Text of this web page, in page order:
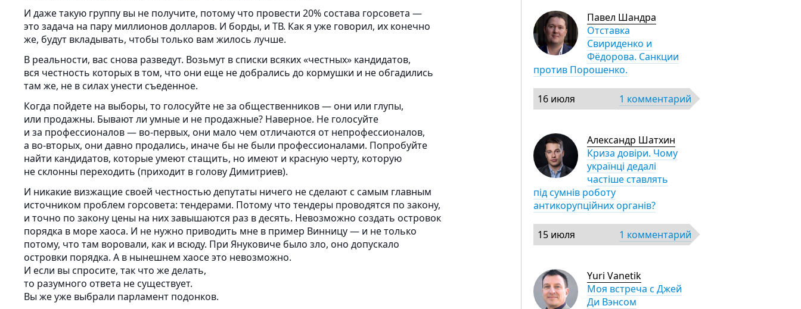
И даже такую группу вы не получите, потому что провести 20% состава горсовета —
это задача на пару миллионов долларов. И борды, и ТВ. Как я уже говорил, их конечно
же, будут вкладывать, чтобы только вам жилось лучше.
В реальности, вас снова разведут. Возьмут в списки всяких «честных» кандидатов,
вся честность которых в том, что они еще не добрались до кормушки и не обгадились
там же, не в силах унести съеденное.
Когда пойдете на выборы, то голосуйте не за общественников — они или глупы,
или продажны. Бывают ли умные и не продажные? Наверное. Не голосуйте
и за профессионалов — во-первых, они мало чем отличаются от непрофессионалов,
а во-вторых, они давно продались, иначе бы не были профессионалами. Попробуйте
найти кандидатов, которые умеют стащить, но имеют и красную черту, которую
не склонны переходить (приходит в голову Димитриев).
И никакие визжащие своей честностью депутаты ничего не сделают с самым главным
источником проблем горсовета: тендерами. Потому что тендеры проводятся по закону,
и точно по закону цены на них завышаются раз в десять. Невозможно создать островок
порядка в море хаоса. И не нужно приводить мне в пример Винницу — и не только
потому, что там воровали, как и всюду. При Януковиче было зло, оно допускало
островки порядка. А в нынешнем хаосе это невозможно.
И если вы спросите, так что же делать,
то разумного ответа не существует.
Вы же уже выбрали парламент подонков.
Павел Шандра
Отставка
Свириденко и
Фёдорова. Санкции
против Порошенко.
16 июля 1 комментарий
Александр Шатхин
Криза довіри. Чому
українці дедалі
частіше ставлять
під сумнів роботу
антикорупційних органів?
15 июля 1 комментарий
Yuri Vanetik
Моя встреча с Джей
Ди Вэнсом